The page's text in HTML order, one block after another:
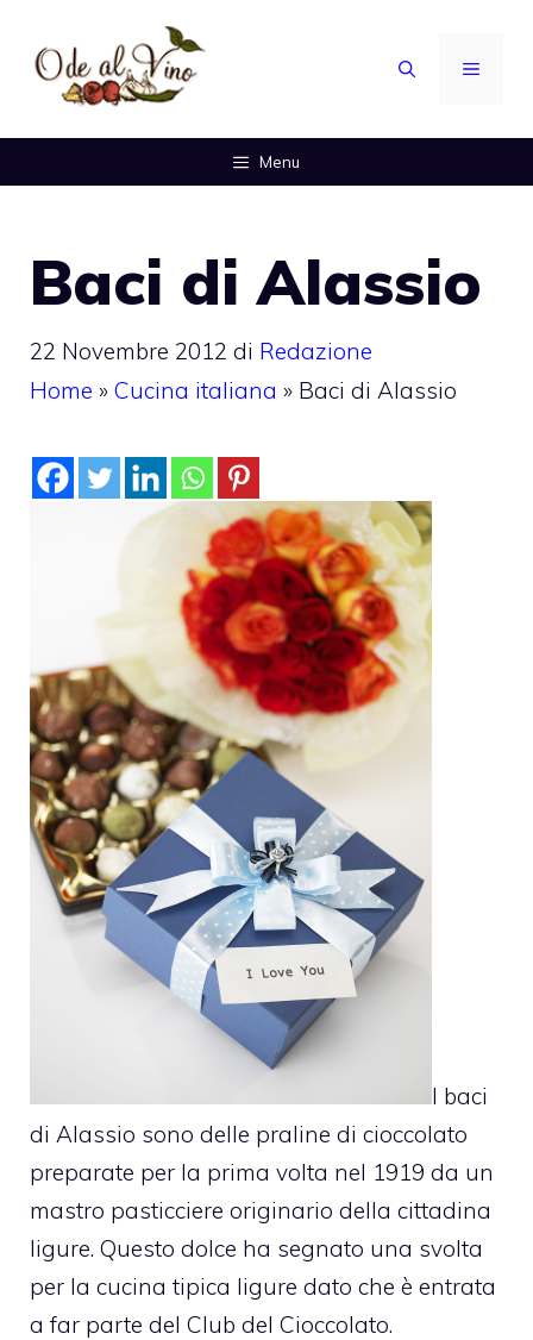
contenuto
MENU
Menu
Baci di Alassio
22 Novembre 2012 di Redazione
Home » Cucina italiana » Baci di Alassio
I baci
di Alassio sono delle praline di cioccolato
preparate per la prima volta nel 1919 da un
mastro pasticciere originario della cittadina
ligure. Questo dolce ha segnato una svolta
per la cucina tipica ligure dato che è entrata
a far parte del Club del Cioccolato.